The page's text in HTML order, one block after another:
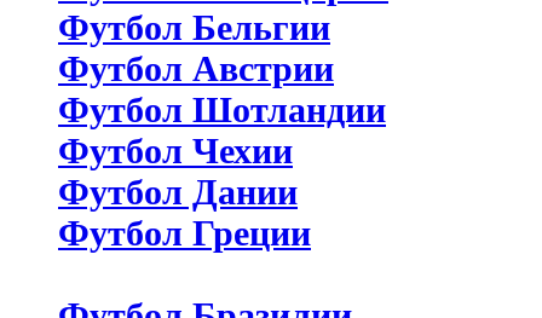
Футбол Бельгии
Футбол Австрии
Футбол Шотландии
Футбол Чехии
Футбол Дании
Футбол Греции